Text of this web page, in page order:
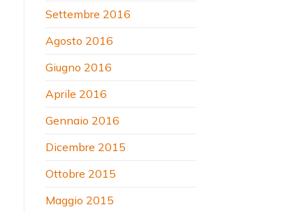
Settembre 2016
Agosto 2016
Giugno 2016
Aprile 2016
Gennaio 2016
Dicembre 2015
Ottobre 2015
Maggio 2015